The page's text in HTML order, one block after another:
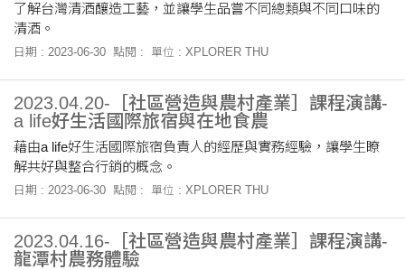
了解台灣清酒釀造工藝，並讓學生品嘗不同總類與不同口味的
清酒。
日期 : 2023-06-30 點閱 : 單位 : XPLORER THU
2023.04.20-［社區營造與農村產業］課程演講-
a life好生活國際旅宿與在地食農
藉由a life好生活國際旅宿負責人的經歷與實務經驗，讓學生瞭
解共好與整合行銷的概念。
日期 : 2023-06-30 點閱 : 單位 : XPLORER THU
2023.04.16-［社區營造與農村產業］課程演講-
龍潭村農務體驗